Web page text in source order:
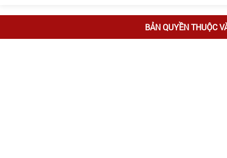
BẢN QUYỀN THUỘC